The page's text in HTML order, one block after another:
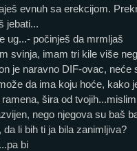
evnuh sa erekcijom.
jebati...
ug...- počinješ da mrmljaš
svinja, imam tri kile više
je naravno DIF-ovac, neće
da ima koju hoće, kako
šira od
nego njegova su baš
da li bih ti ja bila zanimljiva?
bi